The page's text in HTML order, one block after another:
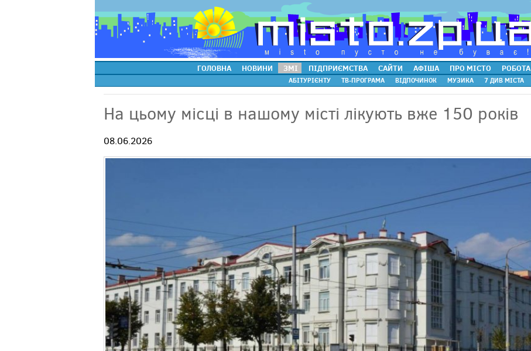
ГОЛОВНА НОВИНИ ЗМІ ПІДПРИЄМСТВА САЙТИ АФІША ПРО МІСТО РОБОТА
АБІТУРІЄНТУ ТВ-ПРОГРАМА ВІДПОЧИНОК МУЗИКА 7 ДИВ МІСТА
На цьому місці в нашому місті лікують вже 150 років
08.06.2026